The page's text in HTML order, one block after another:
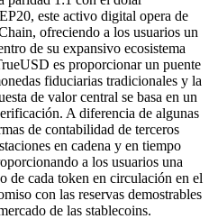
este activo digital opera de
ofreciendo a los usuarios un
de su expansivo ecosistema
es proporcionar un puente
fiduciarias tradicionales y la
de valor central se basa en un
A diferencia de algunas
de contabilidad de terceros
en cadena y en tiempo
a los usuarios una
de cada token en circulación en el
con las reservas demostrables
de las stablecoins.